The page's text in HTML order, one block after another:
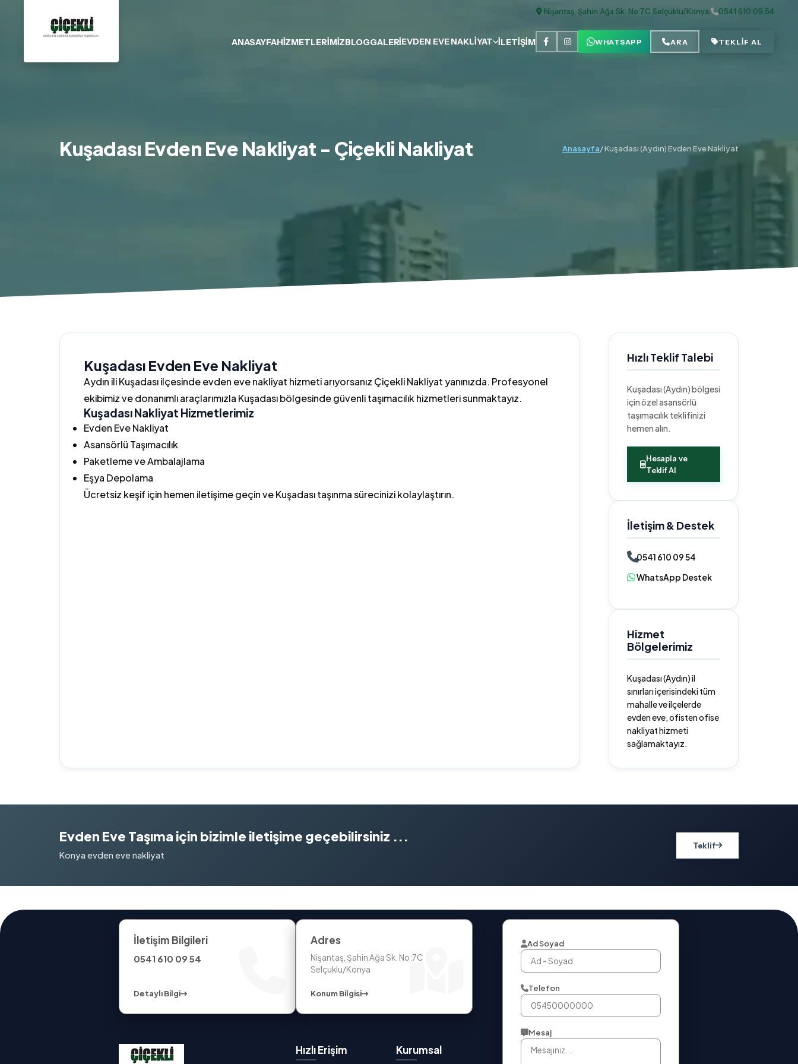
Nişantaş, Şahin Ağa Sk. No:7C Selçuklu/Konya 0541 610 09 54
ANASAYFAHIZMETLERIMIZBLOGGALERIEVDEN EVE NAKLIYAT İLETIŞIM WHATSAPP ARA TEKLİF AL
Kuşadası Evden Eve Nakliyat - Çiçekli Nakliyat Anasayfa/ Kuşadası (Aydın) Evden Eve Nakliyat
Kuşadası Evden Eve Nakliyat
Aydın ili Kuşadası ilçesinde evden eve nakliyat hizmeti arıyorsanız Çiçekli Nakliyat yanınızda. Profesyonel
ekibimiz ve donanımlı araçlarımızla Kuşadası bölgesinde güvenli taşımacılık hizmetleri sunmaktayız.
Kuşadası Nakliyat Hizmetlerimiz
Evden Eve Nakliyat
Asansörlü Taşımacılık
Paketleme ve Ambalajlama
Eşya Depolama
Ücretsiz keşif için hemen iletişime geçin ve Kuşadası taşınma sürecinizi kolaylaştırın.
Hızlı Teklif Talebi
Kuşadası (Aydın) bölgesi
için özel asansörlü
taşımacılık teklifinizi
hemen alın.
Hesapla ve
Teklif Al
İletişim & Destek
0541 610 09 54
WhatsApp Destek
Hizmet
Bölgelerimiz
Kuşadası (Aydın) il
sınırları içerisindeki tüm
mahalle ve ilçelerde
evden eve, ofisten ofise
nakliyat hizmeti
sağlamaktayız.
Evden Eve Taşıma için bizimle iletişime geçebilirsiniz ...
Konya evden eve nakliyat
Teklif
İletişim Bilgileri
0541 610 09 54
Detaylı Bilgi
Adres
Nişantaş, Şahin Ağa Sk. No:7C
Selçuklu/Konya
Konum Bilgisi
Hızlı Erişim Kurumsal
Ad Soyad
Telefon
Mesaj